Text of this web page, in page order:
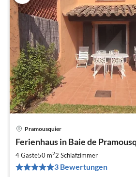
Pramousquier
Ferienhaus in Baie de
4 Gäste50 m22 Schlafzimmer
3 Bewertungen